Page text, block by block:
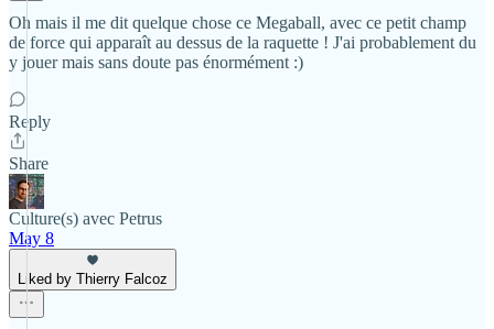
Oh mais il me dit quelque chose ce Megaball, avec ce petit champ
de force qui apparaît au dessus de la raquette ! J'ai probablement du
y jouer mais sans doute pas énormément :)
Reply
Share
Culture(s) avec Petrus
May 8
Liked by Thierry Falcoz